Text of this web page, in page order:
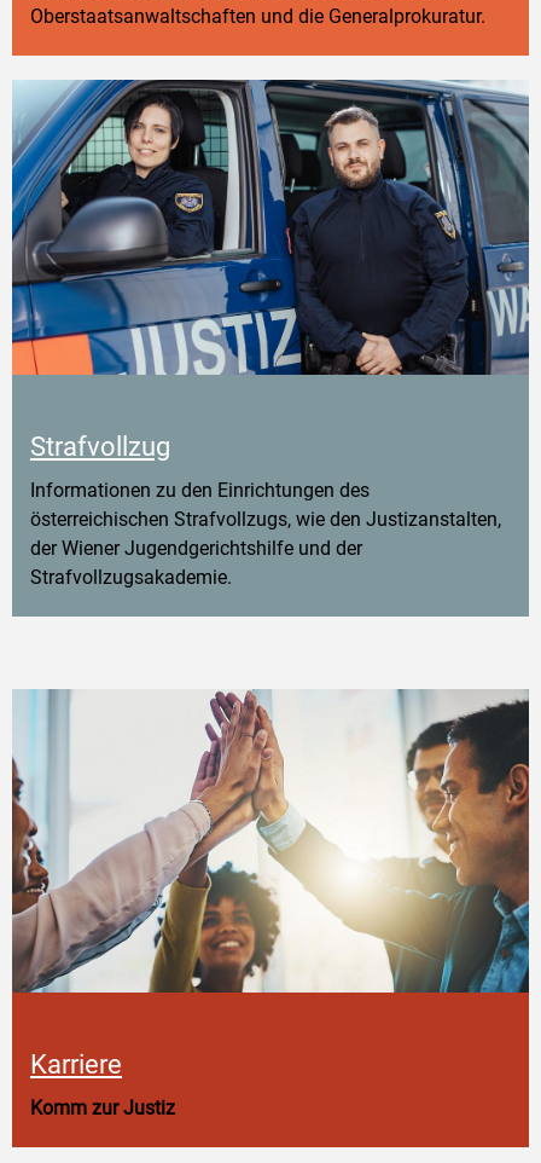
Oberstaatsanwaltschaften und die Generalprokuratur.
Strafvollzug
Informationen zu den Einrichtungen des
österreichischen Strafvollzugs, wie den Justizanstalten,
der Wiener Jugendgerichtshilfe und der
Strafvollzugsakademie.
Karriere
Komm zur Justiz